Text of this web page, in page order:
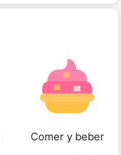
Comer y beber